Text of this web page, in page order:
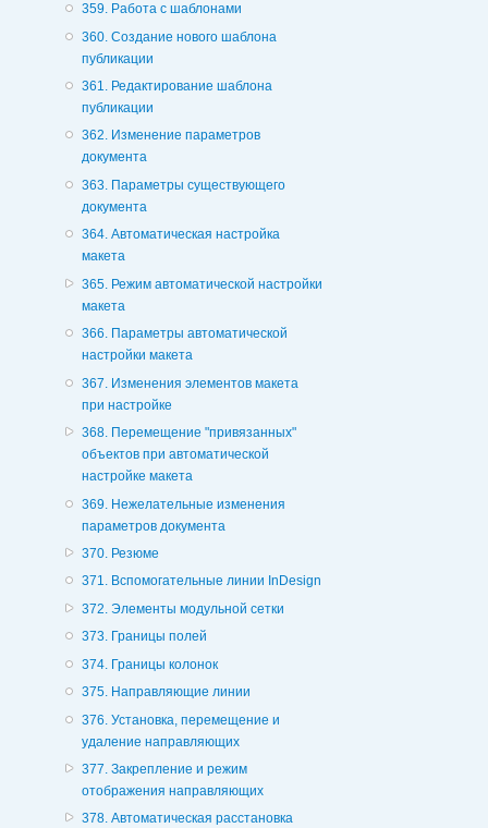
359. Работа с шаблонами
360. Создание нового шаблона
публикации
361. Редактирование шаблона
публикации
362. Изменение параметров
документа
363. Параметры существующего
документа
364. Автоматическая настройка
макета
365. Режим автоматической настройки
макета
366. Параметры автоматической
настройки макета
367. Изменения элементов макета
при настройке
368. Перемещение "привязанных"
объектов при автоматической
настройке макета
369. Нежелательные изменения
параметров документа
370. Резюме
371. Вспомогательные линии InDesign
372. Элементы модульной сетки
373. Границы полей
374. Границы колонок
375. Направляющие линии
376. Установка, перемещение и
удаление направляющих
377. Закрепление и режим
отображения направляющих
378. Автоматическая расстановка